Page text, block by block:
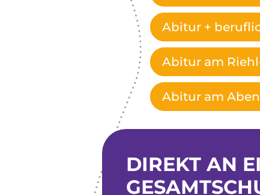
Abitur +
Abitur am
Abitur am
DIREKT AN